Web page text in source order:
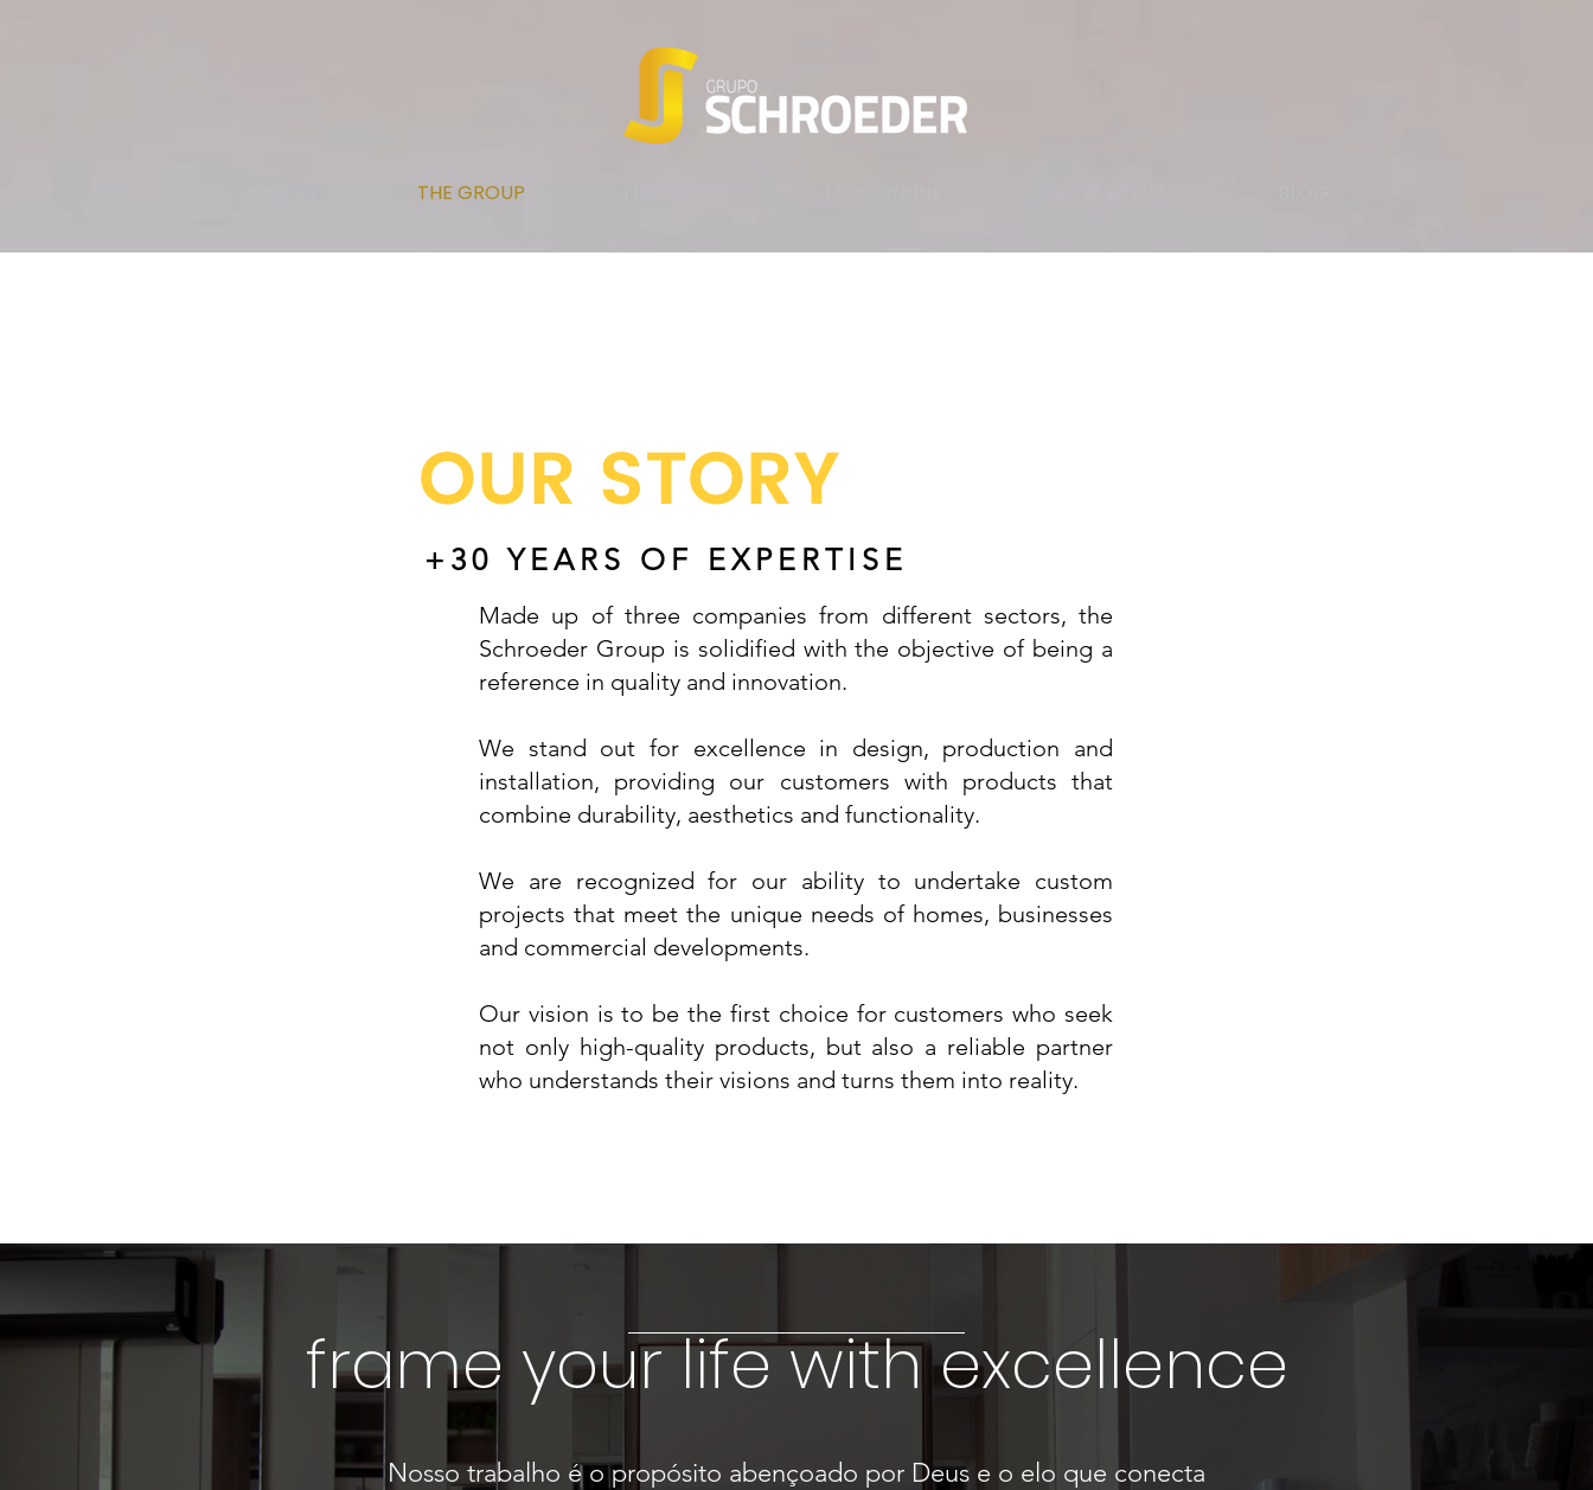
OUR STORY
+30 YEARS OF EXPERTISE
Made up of three companies from different sectors, the
Schroeder Group is solidified with the objective of being a
reference in quality and innovation.
We stand out for excellence in design, production and
installation, providing our customers with products that
combine durability, aesthetics and functionality.
We are recognized for our ability to undertake custom
projects that meet the unique needs of homes, businesses
and commercial developments.
Our vision is to be the first choice for customers who seek
not only high-quality products, but also a reliable partner
who understands their visions and turns them into reality.
frame your life with excellence
Nosso trabalho é o propósito abençoado por Deus e o elo que conecta
THE GROUP